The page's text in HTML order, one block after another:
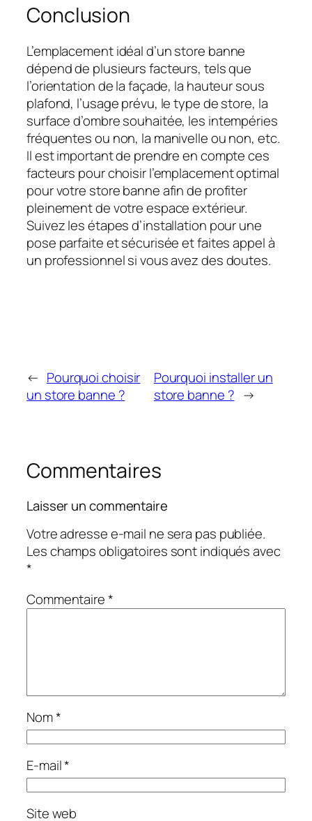
Conclusion
L’emplacement idéal d’un store banne
dépend de plusieurs facteurs, tels que
l’orientation de la façade, la hauteur sous
plafond, l’usage prévu, le type de store, la
surface d’ombre souhaitée, les intempéries
fréquentes ou non, la manivelle ou non, etc.
Il est important de prendre en compte ces
facteurs pour choisir l’emplacement optimal
pour votre store banne afin de profiter
pleinement de votre espace extérieur.
Suivez les étapes d’installation pour une
pose parfaite et sécurisée et faites appel à
un professionnel si vous avez des doutes.
← Pourquoi choisir
un store banne ?
Pourquoi installer un
store banne ? →
Commentaires
Laisser un commentaire
Votre adresse e-mail ne sera pas publiée.
Les champs obligatoires sont indiqués avec
*
Commentaire*
Nom*
E-mail*
Site web